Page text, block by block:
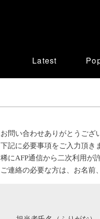
Latest
お問い合わせありがとうござ
下記に必要事項をご入力頂き
稀にAFP通信から二次利用が
ご連絡の必要な方は、お名前